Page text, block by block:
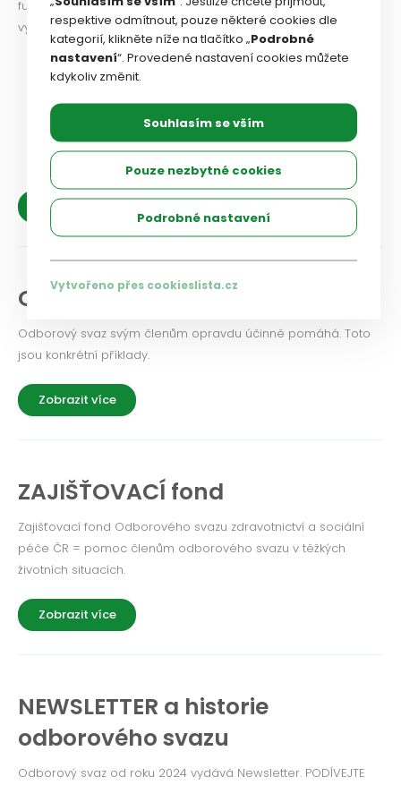
funkcionářům i členům odborových organizací. Od roku 2017
vychází Bulletin měsíčně a pouze v elektronické verzi.
Bulletin 6-7 2026
Bulletin 5 2026
2026
Bulletin 4 2026
2026
Odbory pomáhají
Odborový svaz svým členům opravdu účinně pomáhá. Toto
jsou konkrétní příklady.
Zobrazit více
ZAJIŠŤOVACÍ fond
Zajišťovací fond Odborového svazu zdravotnictví a sociální
péče ČR = pomoc členům odborového svazu v těžkých
životních situacích.
Zobrazit více
NEWSLETTER a historie
odborového svazu
Odborový svaz od roku 2024 vydává Newsletter. PODÍVEJTE
respektive odmítnout, pouze některé cookies dle
kategorií, klikněte níže na tlačítko „Podrobné
nastavení“. Provedené nastavení cookies můžete
kdykoliv změnit.
Souhlasím se vším
Pouze nezbytné cookies
Podrobné nastavení
Vytvořeno přes cookieslista.cz